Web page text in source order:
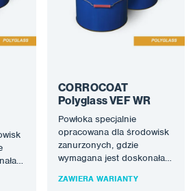
CORROCOAT
Polyglass VEF WR
Powłoka specjalnie
opracowana dla środowisk
zanurzonych, gdzie
wymagana jest doskonała
erozyjna. Polyglass VEF WR
ZAWIERA WARIANTY